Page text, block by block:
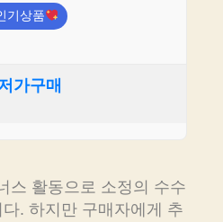
기상품
가구매
스 활동으로 소정의 수수
. 하지만 구매자에게 추